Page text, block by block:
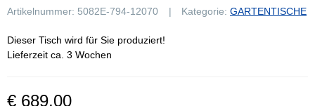
Artikelnummer: 5082E-794-12070 Kategorie: GARTENTISCHE
Dieser Tisch wird für Sie produziert!
Lieferzeit ca. 3 Wochen
€ 689,00